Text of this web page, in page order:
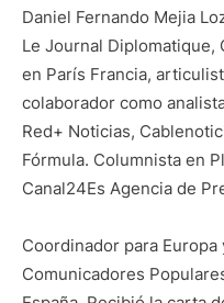
Daniel Fernando Mejia
Le Journal Diplomatique,
en París Francia,
colaborador como
Red+ Noticias,
Fórmula. Columnista en
Canal24Es Agencia de
Coordinador para
Comunicadores